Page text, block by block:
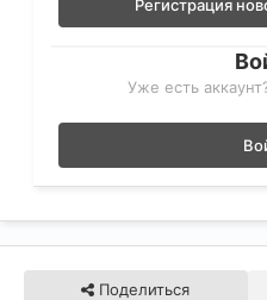
Регистрация
Уже есть
Поделиться